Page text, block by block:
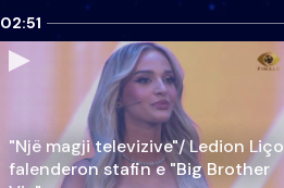
02:51
"Një magji televizive"/ Ledion Liço
falenderon stafin e "Big Brother